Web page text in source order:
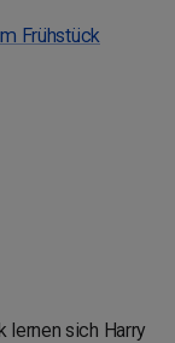
Frühstück
lernen sich Harry